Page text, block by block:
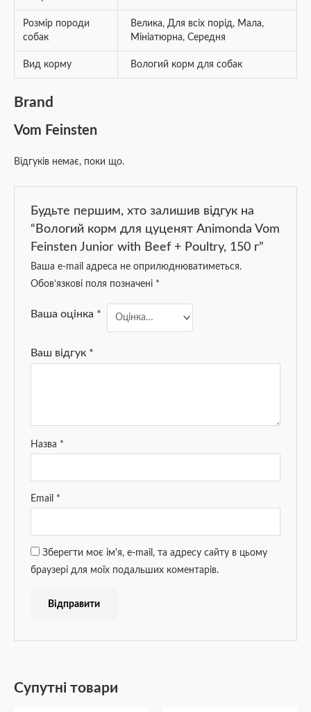
Розмір породи
собак
Велика,Для всіх порід, Мала,
Мініатюрна,Середня
Вид корму Вологий корм для собак
Brand
Vom Feinsten
Відгуків немає, поки що.
Будьте першим, хто залишив відгук на
“Вологий корм для цуценят Animonda Vom
Feinsten Junior with Beef + Poultry, 150 г”
Ваша e-mail адреса не оприлюднюватиметься.
Обов’язкові поля позначені *
Ваша оцінка *
Ваш відгук *
Назва *
Email *
Зберегти моє ім'я, e-mail, та адресу сайту в цьому
браузері для моїх подальших коментарів.
Супутні товари